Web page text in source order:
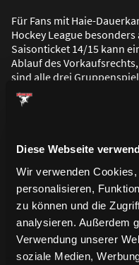
Diese Webseite
Wir verwenden
personalisieren,
zu können und die
analysieren. Außerdem
Verwendung unserer
soziale Medien,
Für Fans mit Haie-
Hockey League
Saisonticket 14/15 kann
Ablauf des
sind alle drei
Beispiel: Alle drei CHL-
Sitzplatz in einem der
Pro Dauerkarte kann ein
Fans mit Dauerkarte
ihren Stammplatz
persönliches „Mini-Abo“)
Es gibt wie gewohnt zwei
jugendliche Fans mit
Abo“ gerade mal € 12,-